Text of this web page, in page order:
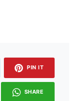
PIN IT
SHARE